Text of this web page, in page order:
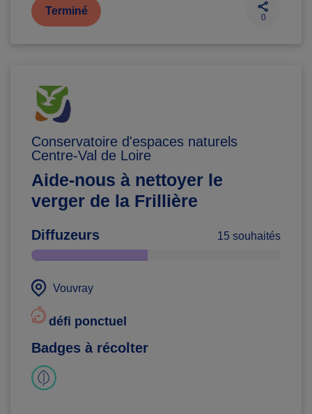
Terminé
0
Conservatoire d'espaces naturels
Centre-Val de Loire
Aide-nous à nettoyer le
verger de la Frillière
Diffuzeurs 15 souhaités
Vouvray
défi ponctuel
Badges à récolter